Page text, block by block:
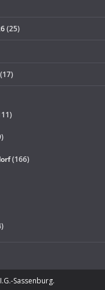
(25)
(17)
(166)
Sassenburg.